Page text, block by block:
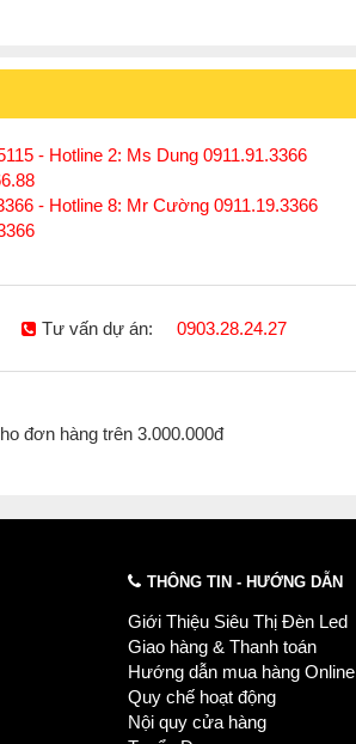
dụng cho đèn ray Philips.
- Hotline 2: Ms Dung 0911.91.3366
- Hotline 8: Mr Cường 0911.19.3366
Tư vấn dự án: 0903.28.24.27
đơn hàng trên 3.000.000đ
THÔNG TIN - HƯỚNG DẪN
Giới Thiệu Siêu Thị Đèn Led
Giao hàng & Thanh toán
Hướng dẫn mua hàng Online
Quy chế hoạt động
Nội quy cửa hàng